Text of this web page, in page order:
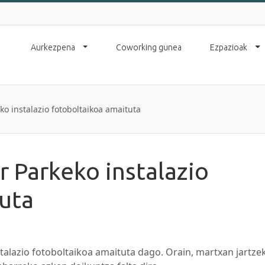
Aurkezpena Coworking gunea Ezpazioak
instalazio fotoboltaikoa amaituta
Parkeko instalazio
fotoboltaikoa amaituta dago. Orain, martxan